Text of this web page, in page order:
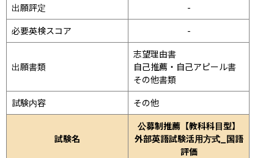
出願評定
-
必要英検スコア
-
出願書類
志望理由書
自己推薦・自己アピール書
その他書類
試験内容
その他
試験名
公募制推薦【教科科目型】
外部英語試験活用方式_国語
評価